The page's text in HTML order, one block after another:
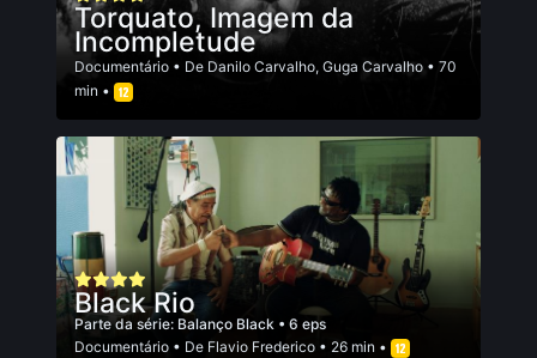
Torquato, Imagem da
Incompletude
Documentário • De Danilo Carvalho, Guga Carvalho • 70
min •
Black Rio
Parte da série: Balanço Black • 6 eps
Documentário • De Flavio Frederico • 26 min •